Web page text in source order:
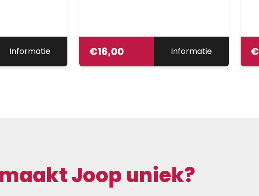
Informatie €16,00 Informatie €
Joop uniek?